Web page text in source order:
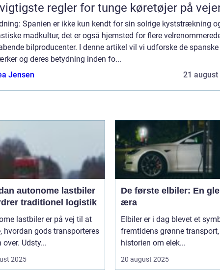
regler for tunge køretøjer på
Spanien er ikke kun kendt for sin solrige kyststrækning
madkultur, det er også hjemsted for flere
bilproducenter. I denne artikel vil vi udforske de spanske
og deres betydning inden fo...
Jensen
21 august
autonome lastbiler
traditionel logistik
lastbiler er på vej til at
hvordan gods transporteres
over. Udsty...
2025
De første elbiler: En
æra
Elbiler er i dag blevet et
fremtidens grønne
historien om elek...
20 august 2025